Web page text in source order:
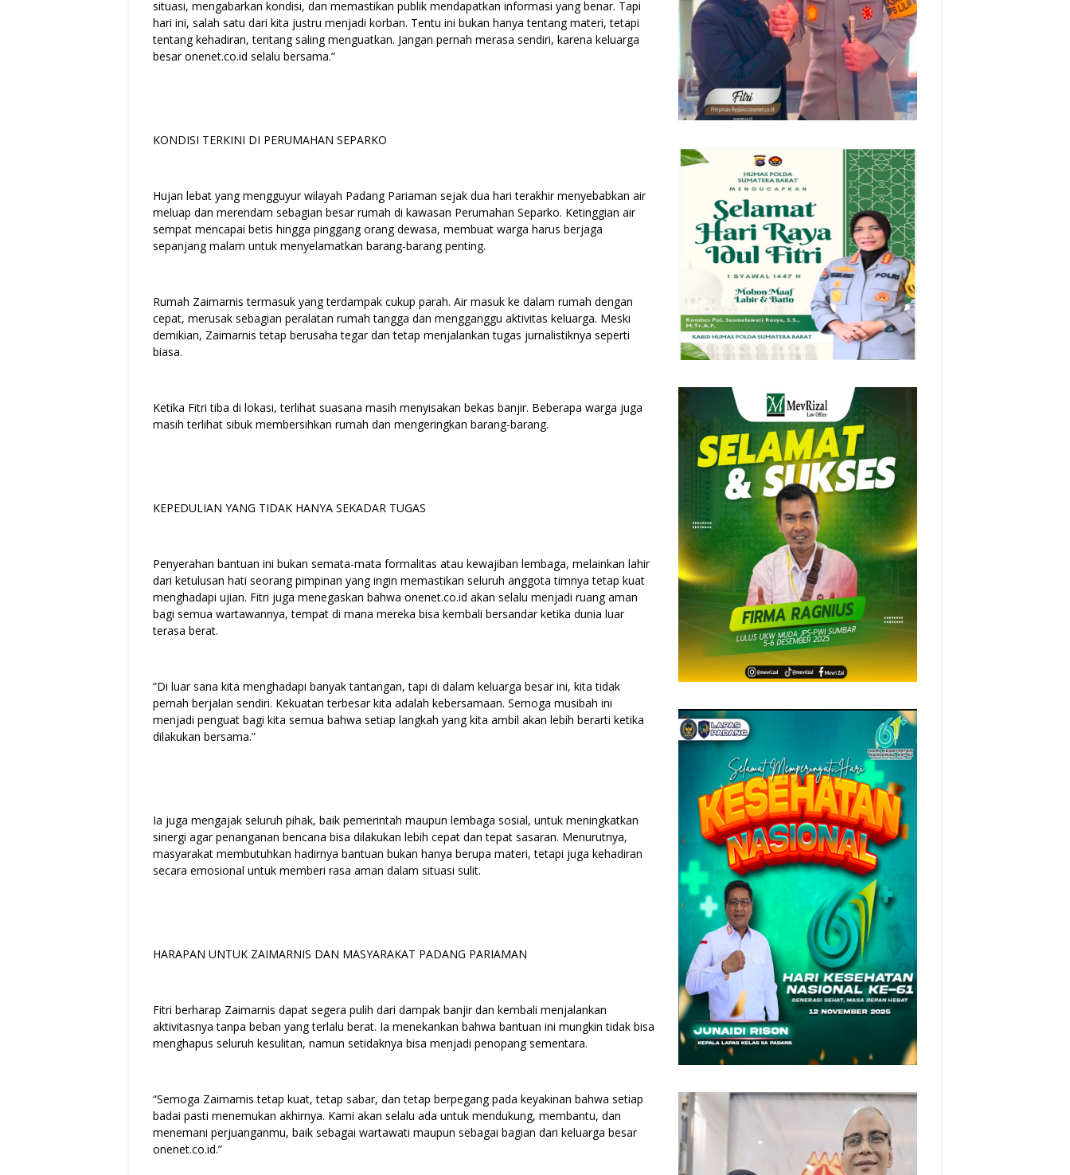
situasi, mengabarkan kondisi, dan memastikan publik mendapatkan informasi yang benar. Tapi
hari ini, salah satu dari kita justru menjadi korban. Tentu ini bukan hanya tentang materi, tetapi
tentang kehadiran, tentang saling menguatkan. Jangan pernah merasa sendiri, karena keluarga
besar onenet.co.id selalu bersama.”
KONDISI TERKINI DI PERUMAHAN SEPARKO
Hujan lebat yang mengguyur wilayah Padang Pariaman sejak dua hari terakhir menyebabkan air
meluap dan merendam sebagian besar rumah di kawasan Perumahan Separko. Ketinggian air
sempat mencapai betis hingga pinggang orang dewasa, membuat warga harus berjaga
sepanjang malam untuk menyelamatkan barang-barang penting.
Rumah Zaimarnis termasuk yang terdampak cukup parah. Air masuk ke dalam rumah dengan
cepat, merusak sebagian peralatan rumah tangga dan mengganggu aktivitas keluarga. Meski
demikian, Zaimarnis tetap berusaha tegar dan tetap menjalankan tugas jurnalistiknya seperti
biasa.
Ketika Fitri tiba di lokasi, terlihat suasana masih menyisakan bekas banjir. Beberapa warga juga
masih terlihat sibuk membersihkan rumah dan mengeringkan barang-barang.
KEPEDULIAN YANG TIDAK HANYA SEKADAR TUGAS
Penyerahan bantuan ini bukan semata-mata formalitas atau kewajiban lembaga, melainkan lahir
dari ketulusan hati seorang pimpinan yang ingin memastikan seluruh anggota timnya tetap kuat
menghadapi ujian. Fitri juga menegaskan bahwa onenet.co.id akan selalu menjadi ruang aman
bagi semua wartawannya, tempat di mana mereka bisa kembali bersandar ketika dunia luar
terasa berat.
“Di luar sana kita menghadapi banyak tantangan, tapi di dalam keluarga besar ini, kita tidak
pernah berjalan sendiri. Kekuatan terbesar kita adalah kebersamaan. Semoga musibah ini
menjadi penguat bagi kita semua bahwa setiap langkah yang kita ambil akan lebih berarti ketika
dilakukan bersama.”
Ia juga mengajak seluruh pihak, baik pemerintah maupun lembaga sosial, untuk meningkatkan
sinergi agar penanganan bencana bisa dilakukan lebih cepat dan tepat sasaran. Menurutnya,
masyarakat membutuhkan hadirnya bantuan bukan hanya berupa materi, tetapi juga kehadiran
secara emosional untuk memberi rasa aman dalam situasi sulit.
HARAPAN UNTUK ZAIMARNIS DAN MASYARAKAT PADANG PARIAMAN
Fitri berharap Zaimarnis dapat segera pulih dari dampak banjir dan kembali menjalankan
aktivitasnya tanpa beban yang terlalu berat. Ia menekankan bahwa bantuan ini mungkin tidak bisa
menghapus seluruh kesulitan, namun setidaknya bisa menjadi penopang sementara.
“Semoga Zaimarnis tetap kuat, tetap sabar, dan tetap berpegang pada keyakinan bahwa setiap
badai pasti menemukan akhirnya. Kami akan selalu ada untuk mendukung, membantu, dan
menemani perjuanganmu, baik sebagai wartawati maupun sebagai bagian dari keluarga besar
onenet.co.id.”